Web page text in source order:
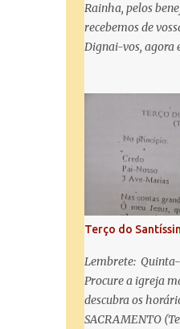
Rainha, pelos
recebemos de
Dignai-vos, agora
Salve Rainha:
misericórdia, vida,
salve! A vós
de Eva, a vós
chorando neste
Advogada nossa,
misericordiosos a
desterro, mostrai-
fruto do vosso
ó doce e sempre
nós Santa Mãe de
dignos das
Terço do
Lembrete:
Procure a igreja
descubra os
SACRAMENTO